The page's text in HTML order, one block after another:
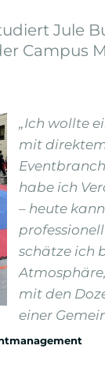
Jule
Campus
„Ich wollte
mit
habe ich
– heute
schätze ich
mit den
einer